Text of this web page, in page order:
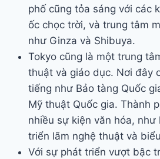
phố cũng tỏa sáng với các
ốc chọc trời, và trung tâm
như Ginza và Shibuya.
Tokyo cũng là một trung
thuật và giáo dục. Nơi đây
tiếng như Bảo tàng Quốc
Mỹ thuật Quốc gia. Thành
nhiều sự kiện văn hóa,
triển lãm nghệ thuật và
Với sự phát triển vượt bậc